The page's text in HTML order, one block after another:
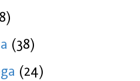
(38)
(24)